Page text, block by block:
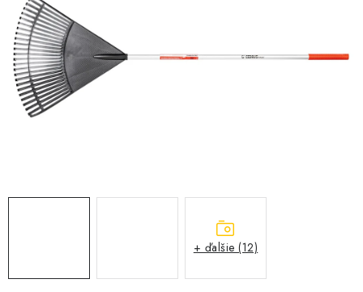
OHRIEVAČE
KLIMATIZÁCIA
VYHRIEVANIE
+ ďalšie (12)